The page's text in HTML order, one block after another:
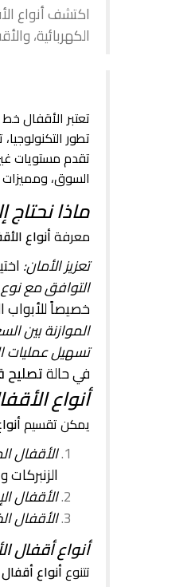
اكتشف أنواع
الكهربائية،
تعتبر الأقفال
تطور
تقدم مستويات
السوق، ومميزات
ماذا
معرفةأنواع
تعزيز الأمان:
التوافق مع نوع
خصيصاً للأبواب
الموازنة بين
تسهيل عمليات
في حالةتصليح
أنواع
يمكن تقسيم
الأقفال
الزنبركات
الأقفال
الأقفال
أنواع أقفال
تتنوعأنواع